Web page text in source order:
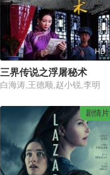
HD
三界传说之浮屠秘术
白海涛,王德顺,赵小锐,李明
剧情片